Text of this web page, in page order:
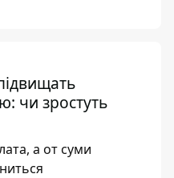
чи зростуть
а от суми